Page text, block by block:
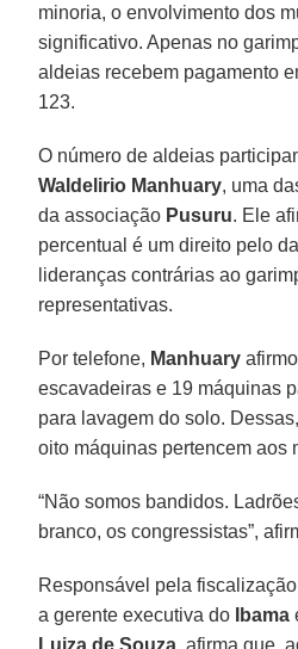
minoria, o envolvimento dos
significativo. Apenas no
aldeias recebem pagamento
123.
O número de aldeias
Waldelirio Manhuary, uma
da associação Pusuru. Ele
percentual é um direito pelo
lideranças contrárias ao
representativas.
Por telefone, Manhuary
escavadeiras e 19 máquinas
para lavagem do solo.
oito máquinas pertencem aos
“Não somos bandidos.
branco, os congressistas”,
Responsável pela
a gerente executiva do
Ibama
Luiza de Souza , afirma que,